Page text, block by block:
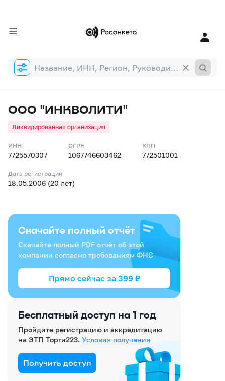
Форма
поиска
ООО "ИНКВОЛИТИ"
Ликвидированная организация
ИНН
7725570307
ОГРН
1067746603462
КПП
772501001
Дата регистрации
18.05.2006 (20 лет)
Бесплатный доступ на 1 год
Пройдите регистрацию и аккредитацию
на ЭТП Торги223. Условия получения
Получить доступ
Скачайте полный отчёт
Скачайте полный PDF отчёт об этой
компании согласно требованиям ФНС
Прямо сейчас за 399 ₽